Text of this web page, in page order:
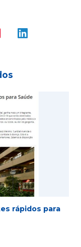
rápidos para